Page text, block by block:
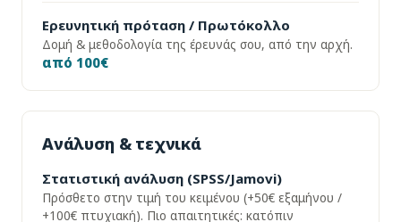
Ερευνητική πρόταση / Πρωτόκολλο
Δομή & μεθοδολογία της έρευνάς σου, από την αρχή.
από 100€
Ανάλυση & τεχνικά
Στατιστική ανάλυση (SPSS/Jamovi)
Πρόσθετο στην τιμή του κειμένου (+50€ εξαμήνου /
+100€ πτυχιακή). Πιο απαιτητικές: κατόπιν